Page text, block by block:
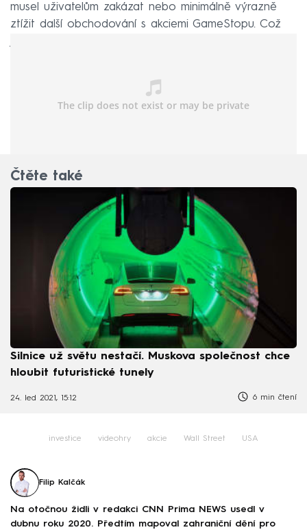
musel uživatelům zakázat nebo minimálně výrazně
ztížit další obchodování s akciemi GameStopu. Což
Čtěte také
Silnice už světu nestačí. Muskova společnost chce
hloubit futuristické tunely
24. led 2021, 15:12 6 min čtení
investice videohry akcie Wall Street USA
Filip Kalčák
Na otočnou židli v redakci CNN Prima NEWS usedl v
dubnu roku 2020. Předtím mapoval zahraniční dění pro